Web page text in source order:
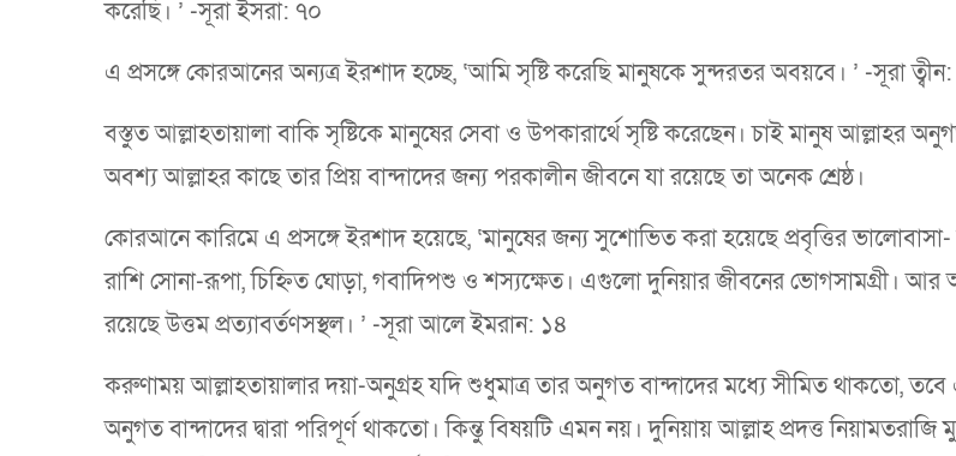
করেছি। ’ -সূরা ইসরা: ৭০
এ প্রসঙ্গে কোরআনের অন্যত্র ইরশাদ হচ্ছে, ‘আমি সৃষ্টি করেছি মানুষকে সুন্দরতর অবয়বে। ’ -সূরা
বস্তুত আল্লাহতায়ালা বাকি সৃষ্টিকে মানুষের সেবা ও উপকারার্থে সৃষ্টি করেছেন। চাই মানুষ আল্লাহর
অবশ্য আল্লাহর কাছে তার প্রিয় বান্দাদের জন্য পরকালীন জীবনে যা রয়েছে তা অনেক শ্রেষ্ঠ।
কোরআনে কারিমে এ প্রসঙ্গে ইরশাদ হয়েছে, ‘মানুষের জন্য সুশোভিত করা হয়েছে প্রবৃত্তির ভালোবাসা-
রাশি সোনা-রূপা, চিহ্নিত ঘোড়া, গবাদিপশু ও শস্যক্ষেত। এগুলো দুনিয়ার জীবনের ভোগসামগ্রী। আর
রয়েছে উত্তম প্রত্যাবর্তণসস্থল। ’ -সূরা আলে ইমরান: ১৪
করুণাময় আল্লাহতায়ালার দয়া-অনুগ্রহ যদি শুধুমাত্র তার অনুগত বান্দাদের মধ্যে সীমিত থাকতো, তবে
অনুগত বান্দাদের দ্বারা পরিপূর্ণ থাকতো। কিন্তু বিষয়টি এমন নয়। দুনিয়ায় আল্লাহ প্রদত্ত